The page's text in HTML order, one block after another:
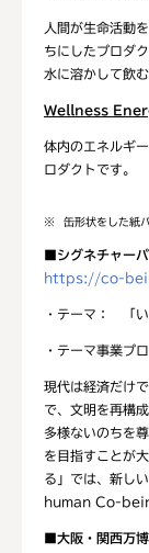
人間が生命活動
ちにしたプロダ
水に溶かして飲
Wellness
体内のエネルギ
ロダクトです。
※ 缶形状をした紙
シグネチャーパ
https://co-
・テーマ： 「い
・テーマ事業プ
現代は経済だけ
で、文明を再構
多様ないのちを
を目指すことが
る」では、新し
human Co-
大阪・関西万